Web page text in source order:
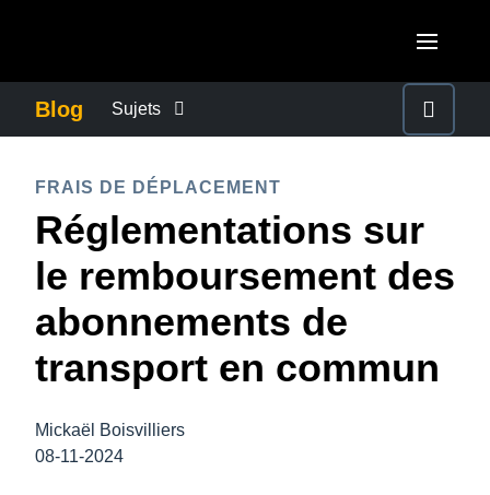
Canada (Français)
México (Español)
Brasil (Português)
United Kingdom (English)
Deutschland (Deutsch)
ASIA PACIFIC
Australia (English)
India (English)
日本（日本語)
Blog Sujets
CONTINUITÉ DES AFFAIRES
CONTRÔLE DES COÛTS DE L’ENTREPRISE
CROISSANCE ET OPTIMISATION
DÉVELOPPEMENT DURABLE
FRAIS DE DÉPLACEMENT
Réglementations sur
le remboursement des
abonnements de
transport en commun
Mickaël Boisvilliers
08-11-2024